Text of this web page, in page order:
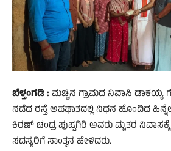
ಬೆಳ್ತಂಗಡಿ : ಮಚ್ಚಿನ ಗ್ರಾಮದ ನಿವಾಸಿ ಡಾಕಯ್ಯ
ನಡೆದ ರಸ್ತೆ ಅಪಘಾತದಲ್ಲಿ ನಿಧನ ಹೊಂದಿದ
ಕಿರಣ್ ಚಂದ್ರ ಪುಷ್ಪಗಿರಿ ಅವರು ಮೃತರ
ಸದಸ್ಯರಿಗೆ ಸಾಂತ್ವನ ಹೇಳಿದರು.